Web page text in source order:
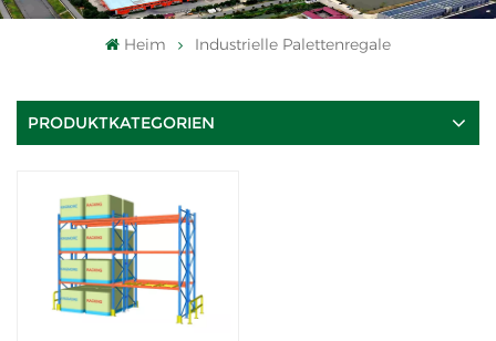
Heim Industrielle Palettenregale
PRODUKTKATEGORIEN